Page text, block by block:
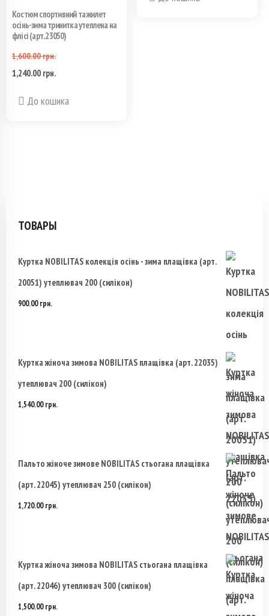
Костюм спортивний та жилет
осінь-зима тринитка утеплена на
флісі (арт. 23050)
1,600.00грн.
Первоначальная
цена
1,240.00 грн.Текущая
цена:
До кошика
выбрать
на
ТОВАРЫ
Куртка NOBILITAS колекція осінь - зима плащівка (арт.
20051) утеплювач 200 (силікон)
900.00грн.
Куртка жіноча зимова NOBILITAS плащівка (арт. 22035)
утеплювач 200 (силікон)
1,540.00грн.
Пальто жіноче зимове NOBILITAS стьогана плащівка
(арт. 22045) утеплювач 250 (силікон)
1,720.00грн.
Куртка жіноча зимова NOBILITAS стьогана плащівка
(арт. 22046) утеплювач 300 (силікон)
1,500.00грн.